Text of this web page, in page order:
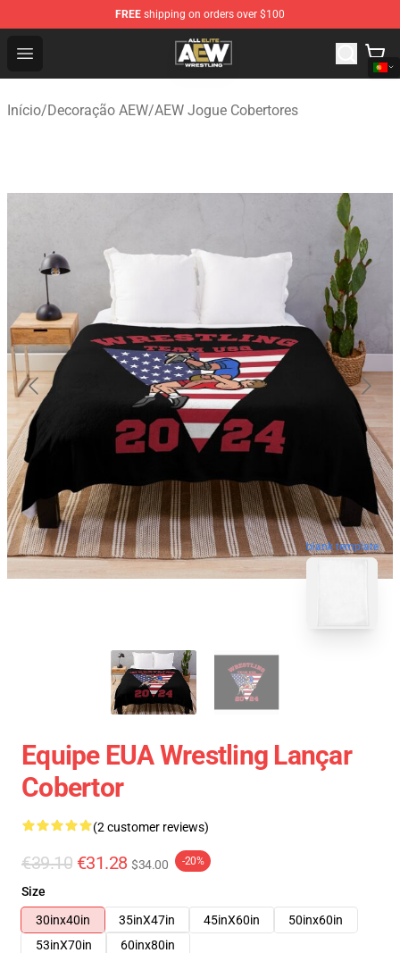
FREE shipping on orders over $100
Open menu
Aew Shop ⚡️ Official Aew Merchandise Store
Início/Decoração AEW/AEW Jogue Cobertores
blank template
Equipe EUA Wrestling Lançar
Cobertor
(2 customer reviews)
€39.10 €31.28 $34.00 -20%
Size
30inx40in
35inX47in 45inX60in
50inx60in
53inX70in
60inx80in